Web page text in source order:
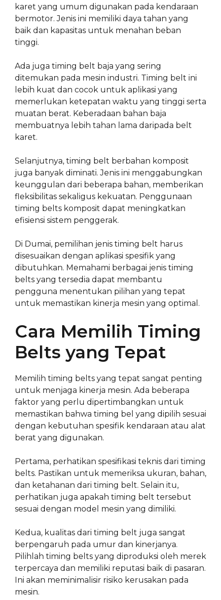
karet yang umum digunakan pada kendaraan
bermotor. Jenis ini memiliki daya tahan yang
baik dan kapasitas untuk menahan beban
tinggi.
Ada juga timing belt baja yang sering
ditemukan pada mesin industri. Timing belt ini
lebih kuat dan cocok untuk aplikasi yang
memerlukan ketepatan waktu yang tinggi serta
muatan berat. Keberadaan bahan baja
membuatnya lebih tahan lama daripada belt
karet.
Selanjutnya, timing belt berbahan komposit
juga banyak diminati. Jenis ini menggabungkan
keunggulan dari beberapa bahan, memberikan
fleksibilitas sekaligus kekuatan. Penggunaan
timing belts komposit dapat meningkatkan
efisiensi sistem penggerak.
Di Dumai, pemilihan jenis timing belt harus
disesuaikan dengan aplikasi spesifik yang
dibutuhkan. Memahami berbagai jenis timing
belts yang tersedia dapat membantu
pengguna menentukan pilihan yang tepat
untuk memastikan kinerja mesin yang optimal.
Cara Memilih Timing
Belts yang Tepat
Memilih timing belts yang tepat sangat penting
untuk menjaga kinerja mesin. Ada beberapa
faktor yang perlu dipertimbangkan untuk
memastikan bahwa timing bel yang dipilih sesuai
dengan kebutuhan spesifik kendaraan atau alat
berat yang digunakan.
Pertama, perhatikan spesifikasi teknis dari timing
belts. Pastikan untuk memeriksa ukuran, bahan,
dan ketahanan dari timing belt. Selain itu,
perhatikan juga apakah timing belt tersebut
sesuai dengan model mesin yang dimiliki.
Kedua, kualitas dari timing belt juga sangat
berpengaruh pada umur dan kinerjanya.
Pilihlah timing belts yang diproduksi oleh merek
terpercaya dan memiliki reputasi baik di pasaran.
Ini akan meminimalisir risiko kerusakan pada
mesin.